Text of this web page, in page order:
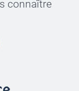
connaître